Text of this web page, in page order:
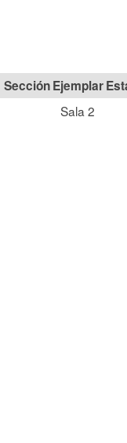
Sección
Sala 2